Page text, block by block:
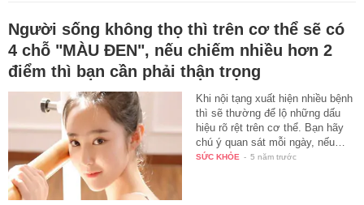
Người sống không thọ thì trên cơ thể sẽ có
4 chỗ "MÀU ĐEN", nếu chiếm nhiều hơn 2
điểm thì bạn cần phải thận trọng
Khi nội tạng xuất hiện nhiều bệnh
thì sẽ thường để lộ những dấu
hiệu rõ rệt trên cơ thể. Bạn hãy
chú ý quan sát mỗi ngày, nếu…
SỨC KHỎE - 5 năm trước